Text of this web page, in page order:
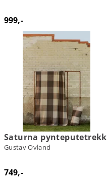
999,-
Saturna pynteputetrekk
Gustav Ovland
749,-